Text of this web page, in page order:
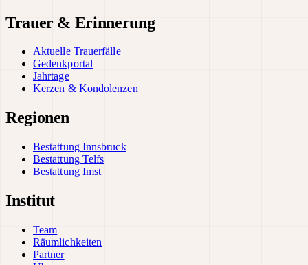
Trauer & Erinnerung
Aktuelle Trauerfälle
Gedenkportal
Jahrtage
Kerzen & Kondolenzen
Regionen
Bestattung Innsbruck
Bestattung Telfs
Bestattung Imst
Institut
Team
Räumlichkeiten
Partner